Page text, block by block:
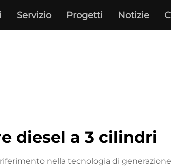
Servizio Progetti Notizie
diesel a 3 cilindri
nella tecnologia di